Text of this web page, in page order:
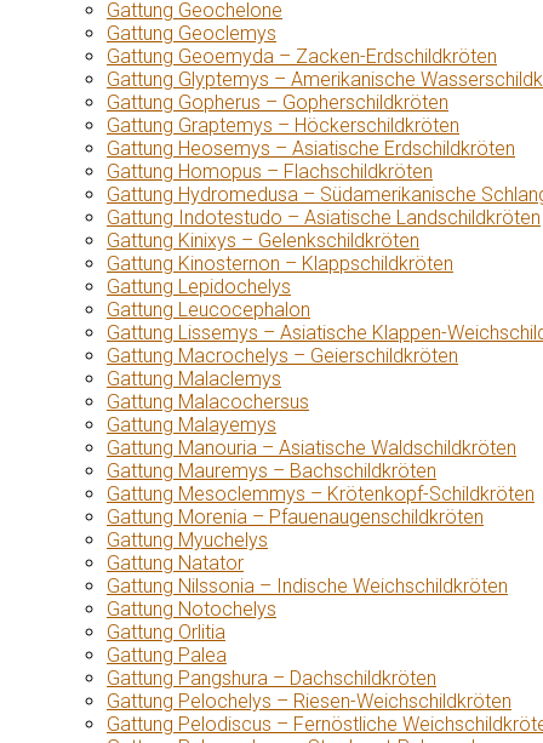
Gattung Geochelone
Gattung Geoclemys
Gattung Geoemyda – Zacken-Erdschildkröten
Gattung Glyptemys – Amerikanische
Gattung Gopherus – Gopherschildkröten
Gattung Graptemys – Höckerschildkröten
Gattung Heosemys – Asiatische Erdschildkröten
Gattung Homopus – Flachschildkröten
Gattung Hydromedusa – Südamerikanische
Gattung Indotestudo – Asiatische Landschildkröten
Gattung Kinixys – Gelenkschildkröten
Gattung Kinosternon – Klappschildkröten
Gattung Lepidochelys
Gattung Leucocephalon
Gattung Lissemys – Asiatische Klappen-
Gattung Macrochelys – Geierschildkröten
Gattung Malaclemys
Gattung Malacochersus
Gattung Malayemys
Gattung Manouria – Asiatische Waldschildkröten
Gattung Mauremys – Bachschildkröten
Gattung Mesoclemmys – Krötenkopf-Schildkröten
Gattung Morenia – Pfauenaugenschildkröten
Gattung Myuchelys
Gattung Natator
Gattung Nilssonia – Indische Weichschildkröten
Gattung Notochelys
Gattung Orlitia
Gattung Palea
Gattung Pangshura – Dachschildkröten
Gattung Pelochelys – Riesen-Weichschildkröten
Gattung Pelodiscus – Fernöstliche